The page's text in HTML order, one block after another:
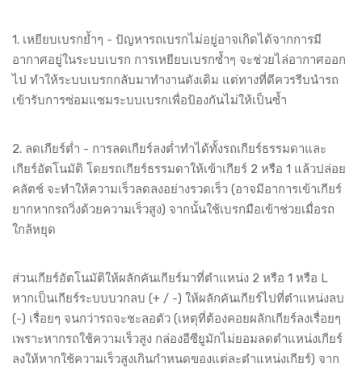
1. เหยียบเบรกย้ำๆ - ปัญหารถเบรกไม่อยู่อาจเกิดได้จากการมี
อากาศอยู่ในระบบเบรก การเหยียบเบรกซ้ำๆ จะช่วยไล่อากาศออก
ไป ทำให้ระบบเบรกกลับมาทำงานดังเดิม แต่ทางที่ดีควรรีบนำรถ
เข้ารับการซ่อมแซมระบบเบรกเพื่อป้องกันไม่ให้เป็นซ้ำ
2. ลดเกียร์ต่ำ - การลดเกียร์ลงต่ำทำได้ทั้งรถเกียร์ธรรมดาและ
เกียร์อัตโนมัติ โดยรถเกียร์ธรรมดาให้เข้าเกียร์ 2 หรือ 1 แล้วปล่อย
คลัตช์ จะทำให้ความเร็วลดลงอย่างรวดเร็ว (อาจมีอาการเข้าเกียร์
ยากหากรถวิ่งด้วยความเร็วสูง) จากนั้นใช้เบรกมือเข้าช่วยเมื่อรถ
ใกล้หยุด
ส่วนเกียร์อัตโนมัติให้ผลักคันเกียร์มาที่ตำแหน่ง 2 หรือ 1 หรือ L
หากเป็นเกียร์ระบบบวกลบ (+ / -) ให้ผลักคันเกียร์ไปที่ตำแหน่งลบ
(-) เรื่อยๆ จนกว่ารถจะชะลอตัว (เหตุที่ต้องคอยผลักเกียร์ลงเรื่อยๆ
เพราะหากรถใช้ความเร็วสูง กล่องอีซียูมักไม่ยอมลดตำแหน่งเกียร์
ลงให้หากใช้ความเร็วสูงเกินกำหนดของแต่ละตำแหน่งเกียร์) จาก